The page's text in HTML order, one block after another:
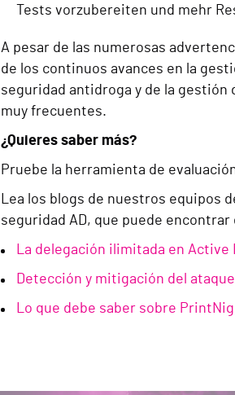
Tests vorzubereiten und mehr
A pesar de las numerosas
de los continuos avances en la
seguridad antidroga y de la gestión
muy frecuentes.
¿Quieres saber más?
Pruebe la herramienta de
Lea los blogs de nuestros equipos
seguridad AD, que puede encontrar
La delegación ilimitada en
Detección y mitigación del
Lo que debe saber sobre